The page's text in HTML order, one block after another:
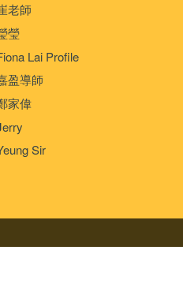
老師
瑩
Lai Profile
盈導師
家偉
Sir